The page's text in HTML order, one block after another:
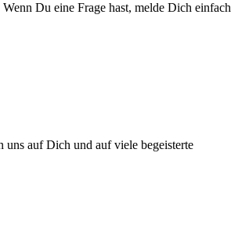
Du eine Frage hast, melde Dich einfach
uns auf Dich und auf viele begeisterte